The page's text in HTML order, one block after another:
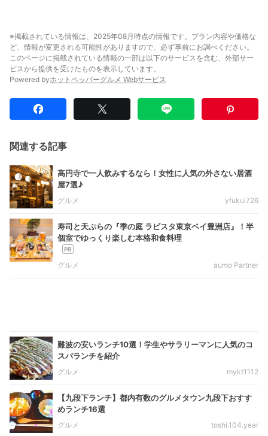
※掲載されている情報は、2025年08月時点の情報です。プラン内容や価格な
ど、情報が変更される可能性がありますので、必ず事前にお調べください。
このページに掲載されている情報の一部は以下のサービスを含む、外部サー
ビスから提供を受けたものを表示しています。
Powered byホットペッパーグルメ Webサービス
関連する記事
高円寺で一人飲みするなら！女性に人気の外さない居酒
屋7選♪
グルメ yfukui726
寿司と天ぷらの『季の庭 ラビスタ東京ベイ豊洲店』！半
個室でゆっくり楽しむ本格和食料理
グルメ aumo Partner
難波の安いランチ10選！学生やサラリーマンに人気のコ
スパランチを紹介
グルメ mykt1112
【九段下ランチ】都内有数のグルメタウン九段下おすす
めランチ16選
グルメ toshi.104.year